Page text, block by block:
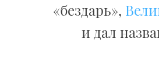
«бездарь»,
и дал